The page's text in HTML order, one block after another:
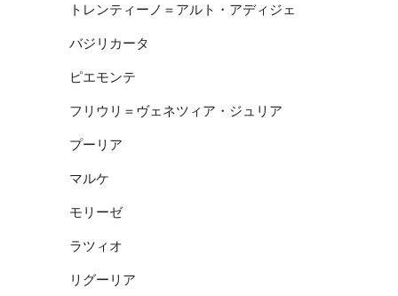
トレンティーノ＝アルト・アディジェ
バジリカータ
ピエモンテ
フリウリ＝ヴェネツィア・ジュリア
プーリア
マルケ
モリーゼ
ラツィオ
リグーリア